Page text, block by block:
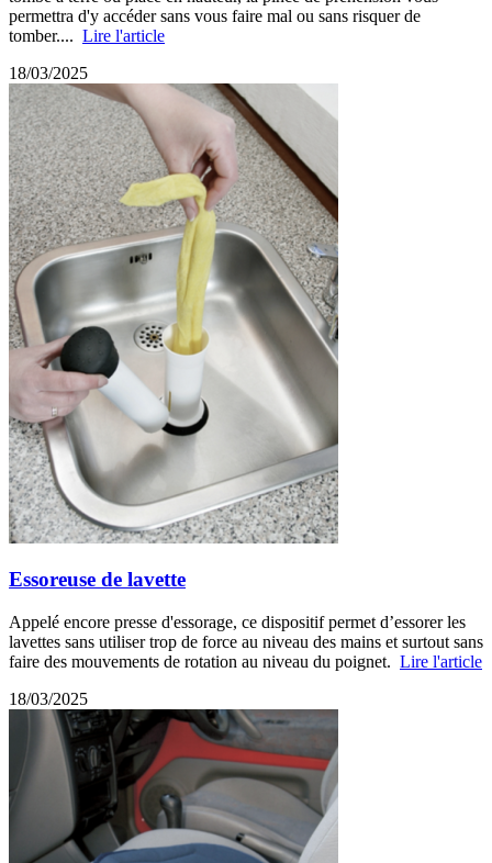
permettra d'y accéder sans vous faire mal ou sans risquer de
tomber.... Lire l'article
18/03/2025
Essoreuse de lavette
Appelé encore presse d'essorage, ce dispositif permet d’essorer les
lavettes sans utiliser trop de force au niveau des mains et surtout sans
faire des mouvements de rotation au niveau du poignet. Lire l'article
18/03/2025